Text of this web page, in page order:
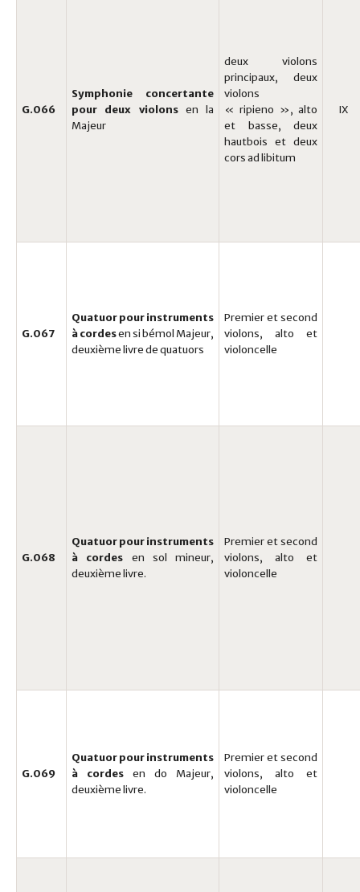
G.066
Symphonie concertante
pour deux violonsen la
Majeur
deux violons
principaux, deux
violons
« ripieno », alto
et basse, deux
hautbois et deux
cors ad libitum
IX
G.067
Quatuor pour instruments
à cordesen si bémol Majeur,
deuxième livre de quatuors
Premier et second
violons, alto et
violoncelle
G.068
Quatuor pour instruments
à cordes
en sol mineur,
deuxième livre.
Premier et second
violons, alto et
violoncelle
G.069
Quatuor pour instruments
à cordes
en do Majeur,
deuxième livre.
Premier et second
violons, alto et
violoncelle